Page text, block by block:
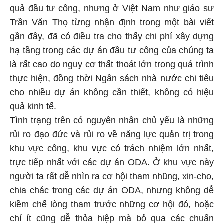
quả đầu tư công, nhưng ở Việt Nam như giáo sư
Trần Văn Thọ từng nhận định trong một bài viết
gần đây, đã có điều tra cho thấy chi phí xây dựng
hạ tầng trong các dự án đầu tư công của chúng ta
là rất cao do nguy cơ thất thoát lớn trong quá trình
thực hiện, đồng thời Ngân sách nhà nước chi tiêu
cho nhiều dự án không cần thiết, không có hiệu
quả kinh tế.
Tình trạng trên có nguyên nhân chủ yếu là những
rủi ro đạo đức và rủi ro về năng lực quản trị trong
khu vực công, khu vực có trách nhiệm lớn nhất,
trực tiếp nhất với các dự án ODA. Ở khu vực này
người ta rất dễ nhìn ra cơ hội tham nhũng, xin-cho,
chia chác trong các dự án ODA, nhưng không dễ
kiềm chế lòng tham trước những cơ hội đó, hoặc
chí ít cũng dễ thỏa hiệp mà bỏ qua các chuẩn